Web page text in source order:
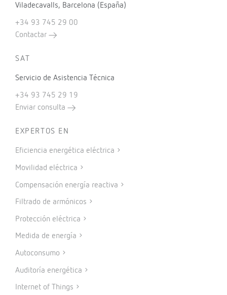
Viladecavalls, Barcelona (España)
+34 93 745 29 00
Contactar
SAT
Servicio de Asistencia Técnica
+34 93 745 29 19
Enviar consulta
EXPERTOS EN
Eficiencia energética eléctrica
Movilidad eléctrica
Compensación energía reactiva
Filtrado de armónicos
Protección eléctrica
Medida de energía
Autoconsumo
Auditoría energética
Internet of Things